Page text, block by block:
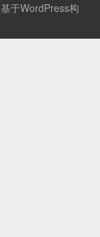
基于WordPress构